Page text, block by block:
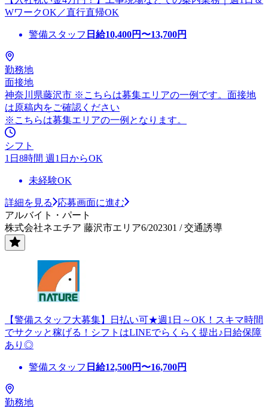
WワークOK／直行直帰OK
警備スタッフ 日給10,400円〜13,700円
勤務地
面接地
神奈川県藤沢市 ※こちらは募集エリアの一例です。面接地
は原稿内をご確認ください
※こちらは募集エリアの一例となります。
シフト
1日8時間 週1日からOK
未経験OK
詳細を見る
応募画面に進む
アルバイト・パート
株式会社ネエチア 藤沢市エリア6/202301 / 交通誘導
【警備スタッフ大募集】日払い可★週1日～OK！スキマ時間
でサクッと稼げる！シフトはLINEでらくらく提出♪日給保障
あり◎
警備スタッフ 日給12,500円〜16,700円
勤務地